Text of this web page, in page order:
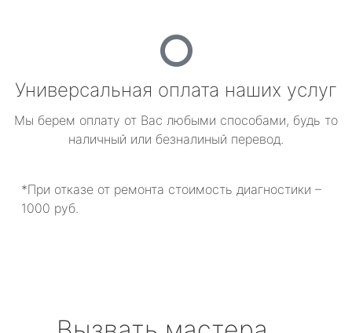
Универсальная оплата наших услуг
Мы берем оплату от Вас любыми способами, будь то
наличный или безналиный перевод.
*При отказе от ремонта стоимость диагностики –
1000 руб.